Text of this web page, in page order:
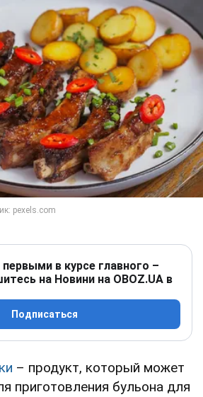
первыми в курсе главного –
на Новини на OBOZ.UA в
Подписаться
– продукт, который может
приготовления бульона для